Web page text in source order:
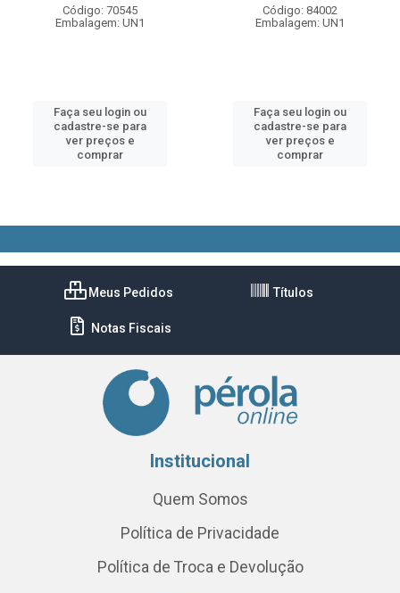
Código: 70545
Embalagem: UN1
Faça seu login ou
cadastre-se para
ver preços e
comprar
Código: 84002
Embalagem: UN1
Faça seu login ou
cadastre-se para
ver preços e
comprar
Meus Pedidos Títulos
Notas Fiscais
Institucional
Quem Somos
Política de Privacidade
Política de Troca e Devolução